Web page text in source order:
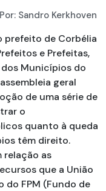
Sandro Kerkhoven
prefeito de Corbélia
e Prefeitas,
Municípios do
geral
de uma série de
o
quanto à queda
têm direito.
relação as
que a União
do FPM (Fundo de